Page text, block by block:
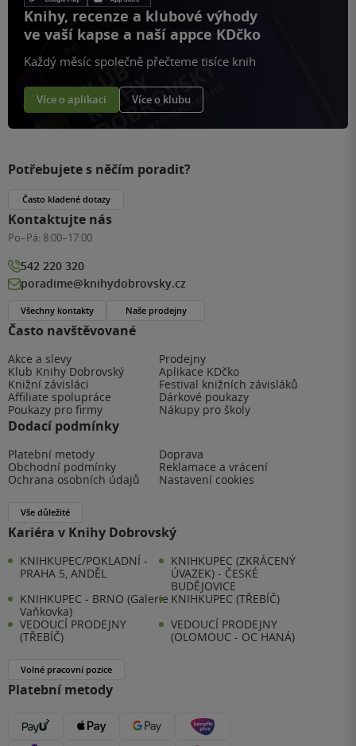
Knihy, recenze a klubové výhody
ve vaší kapse a naší appce KDčko
Každý měsíc společně přečteme tisíce knih
Více o aplikaci Více o klubu
Často navštěvované
Akce a slevy
Prodejny
Klub Knihy Dobrovský
Aplikace KDčko
Knižní závisláci
Festival knižních závisláků
Affiliate spolupráce
Dárkové poukazy
Poukazy pro firmy
Nákupy pro školy
Dodací podmínky
Platební metody
Doprava
Obchodní podmínky
Reklamace a vrácení
Ochrana osobních údajů
Nastavení cookies
Vše důležité
Kariéra v Knihy Dobrovský
KNIHKUPEC/POKLADNÍ -
PRAHA 5, ANDĚL
KNIHKUPEC (ZKRÁCENÝ
ÚVAZEK) - ČESKÉ
BUDĚJOVICE
KNIHKUPEC - BRNO (Galerie
Vaňkovka)
KNIHKUPEC (TŘEBÍČ)
VEDOUCÍ PRODEJNY
(TŘEBÍČ)
VEDOUCÍ PRODEJNY
(OLOMOUC - OC HANÁ)
Volné pracovní pozice
Platební metody
Potřebujete s něčím poradit?
Často kladené dotazy
Kontaktujte nás
Po–Pá: 8:00–17:00
542 220 320
poradime@knihydobrovsky.cz
Všechny kontakty Naše prodejny